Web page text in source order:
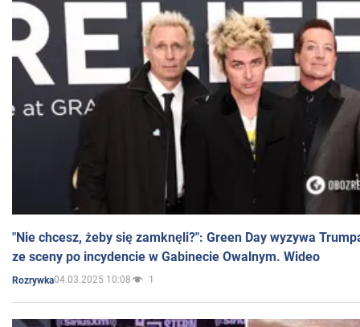
"Nie chcesz, żeby się zamknęli?": Green Day wyzywa
ze sceny po incydencie w Gabinecie Owalnym. Wideo
Rozrywka04.03.2025 10:08 1